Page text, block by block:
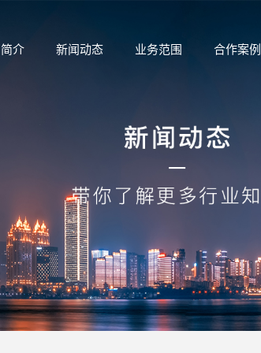
介 新闻动态 业务范围 合作案例